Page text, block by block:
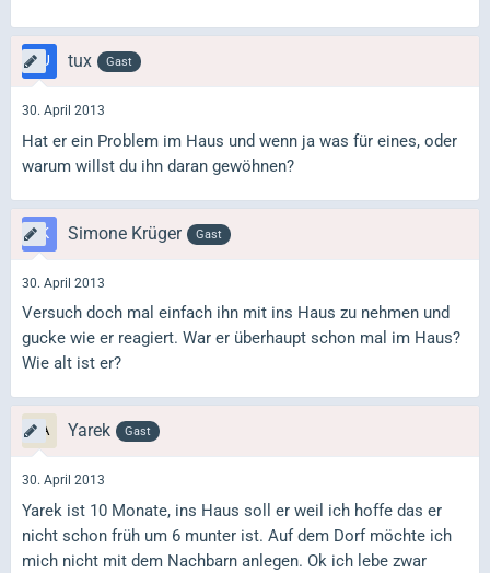
tux Gast
30. April 2013
Hat er ein Problem im Haus und wenn ja was für eines, oder
warum willst du ihn daran gewöhnen?
Simone Krüger Gast
30. April 2013
Versuch doch mal einfach ihn mit ins Haus zu nehmen und
gucke wie er reagiert. War er überhaupt schon mal im Haus?
Wie alt ist er?
Yarek Gast
30. April 2013
Yarek ist 10 Monate, ins Haus soll er weil ich hoffe das er
nicht schon früh um 6 munter ist. Auf dem Dorf möchte ich
mich nicht mit dem Nachbarn anlegen. Ok ich lebe zwar